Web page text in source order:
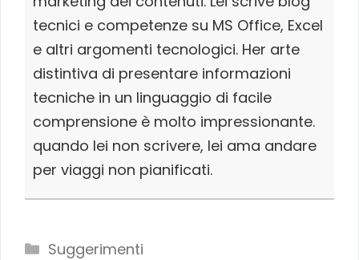
tecnici e competenze su MS Office, Excel
e altri argomenti tecnologici. Her arte
distintiva di presentare informazioni
tecniche in un linguaggio di facile
comprensione è molto impressionante.
quando lei non scrivere, lei ama andare
per viaggi non pianificati.
Categories
Suggerimenti